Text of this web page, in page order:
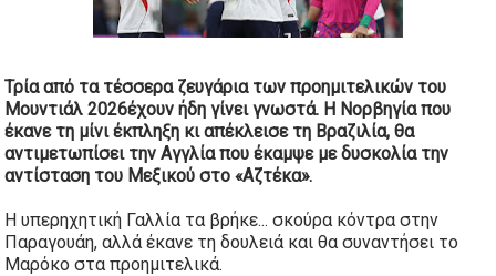
Τρία από τα τέσσερα ζευγάρια των προημιτελικών του
Μουντιάλ 2026έχουν ήδη γίνει γνωστά. Η Νορβηγία που
έκανε τη μίνι έκπληξη κι απέκλεισε τη Βραζιλία, θα
αντιμετωπίσει την Αγγλία που έκαμψε με δυσκολία την
αντίσταση του Μεξικού στο «Αζτέκα».
Η υπερηχητική Γαλλία τα βρήκε... σκούρα κόντρα στην
Παραγουάη, αλλά έκανε τη δουλειά και θα συναντήσει το
Μαρόκο στα προημιτελικά.